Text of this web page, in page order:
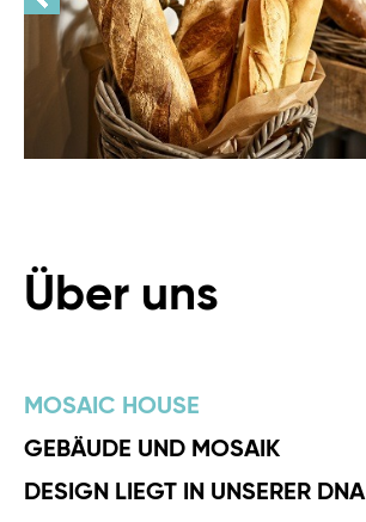
Über uns
MOSAIC HOUSE
GEBÄUDE UND MOSAIK
DESIGN LIEGT IN UNSERER DNA